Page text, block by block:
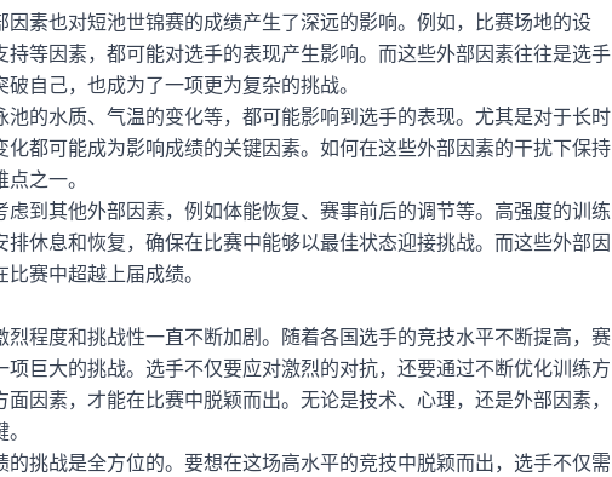
素也对短池世锦赛的成绩产生了深远的影响。例如，比赛场地的设
等因素，都可能对选手的表现产生影响。而这些外部因素往往是选手
自己，也成为了一项更为复杂的挑战。
的水质、气温的变化等，都可能影响到选手的表现。尤其是对于长时
都可能成为影响成绩的关键因素。如何在这些外部因素的干扰下保持
之一。
到其他外部因素，例如体能恢复、赛事前后的调节等。高强度的训练
休息和恢复，确保在比赛中能够以最佳状态迎接挑战。而这些外部因
赛中超越上届成绩。
程度和挑战性一直不断加剧。随着各国选手的竞技水平不断提高，赛
巨大的挑战。选手不仅要应对激烈的对抗，还要通过不断优化训练方
因素，才能在比赛中脱颖而出。无论是技术、心理，还是外部因素，
挑战是全方位的。要想在这场高水平的竞技中脱颖而出，选手不仅需